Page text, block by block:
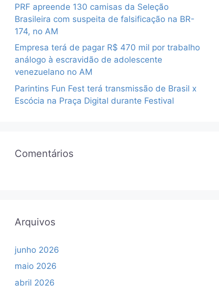
PRF apreende 130 camisas da Seleção
Brasileira com suspeita de falsificação na BR-
174, no AM
Empresa terá de pagar R$ 470 mil por trabalho
análogo à escravidão de adolescente
venezuelano no AM
Parintins Fun Fest terá transmissão de Brasil x
Escócia na Praça Digital durante Festival
Comentários
Arquivos
junho 2026
maio 2026
abril 2026